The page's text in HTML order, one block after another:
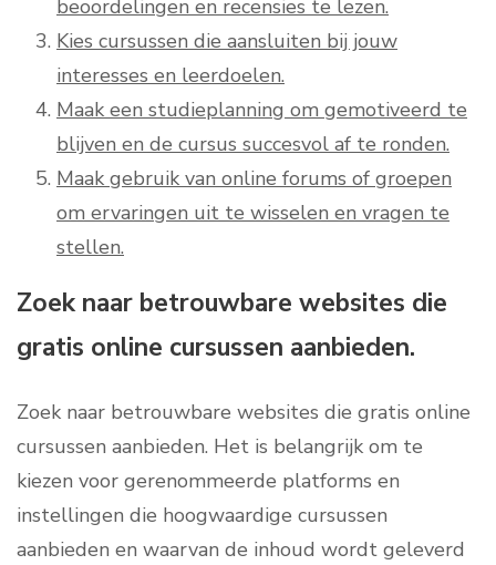
beoordelingen en recensies te lezen.
Kies cursussen die aansluiten bij jouw
interesses en leerdoelen.
Maak een studieplanning om gemotiveerd te
blijven en de cursus succesvol af te ronden.
Maak gebruik van online forums of groepen
om ervaringen uit te wisselen en vragen te
stellen.
Zoek naar betrouwbare websites die
gratis online cursussen aanbieden.
Zoek naar betrouwbare websites die gratis online
cursussen aanbieden. Het is belangrijk om te
kiezen voor gerenommeerde platforms en
instellingen die hoogwaardige cursussen
aanbieden en waarvan de inhoud wordt geleverd